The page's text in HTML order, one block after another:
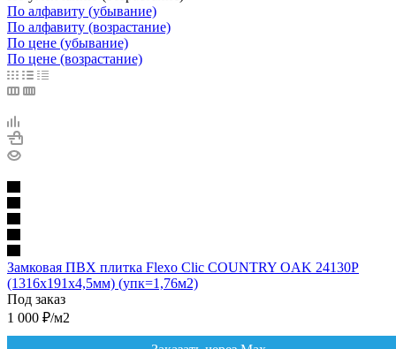
По алфавиту (убывание)
По алфавиту (возрастание)
По цене (убывание)
По цене (возрастание)
Замковая ПВХ плитка Flexo Clic COUNTRY OAK 24130P
(1316х191х4,5мм) (упк=1,76м2)
Под заказ
1 000 ₽/м2